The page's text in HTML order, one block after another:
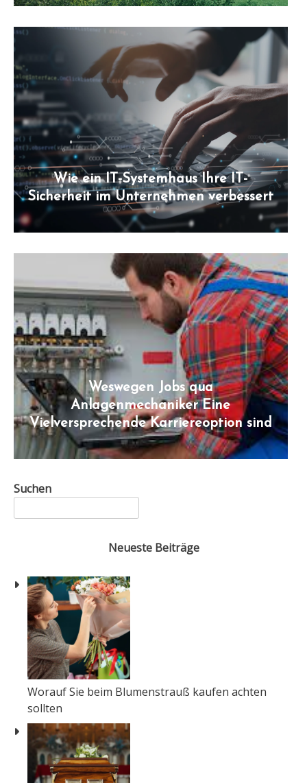
Wie ein IT-Systemhaus Ihre IT-
Sicherheit im Unternehmen verbessert
Weswegen Jobs qua
Anlagenmechaniker Eine
Vielversprechende Karriereoption sind
Suchen
Neueste Beiträge
Worauf Sie beim Blumenstrauß kaufen achten
sollten